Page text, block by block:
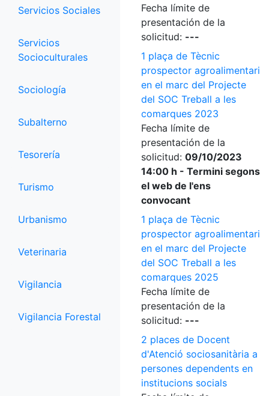
Servicios Sociales
Servicios
Socioculturales
Sociología
Subalterno
Tesorería
Turismo
Urbanismo
Veterinaria
Vigilancia
Vigilancia Forestal
Fecha límite de
presentación de la
solicitud: ---
1 plaça de Tècnic
prospector agroalimentari
en el marc del Projecte
del SOC Treball a les
comarques 2023
Fecha límite de
presentación de la
solicitud: 09/10/2023
14:00 h - Termini segons
el web de l'ens
convocant
1 plaça de Tècnic
prospector agroalimentari
en el marc del Projecte
del SOC Treball a les
comarques 2025
Fecha límite de
presentación de la
solicitud: ---
2 places de Docent
d'Atenció sociosanitària a
persones dependents en
institucions socials